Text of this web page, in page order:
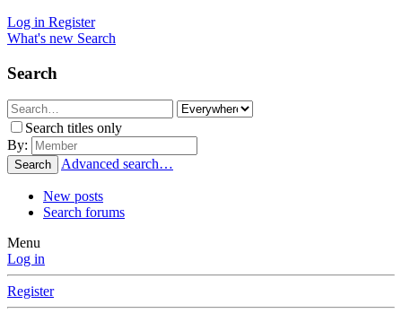
Log in Register
What's new Search
Search
Search titles only
By:
Search Advanced search…
New posts
Search forums
Menu
Log in
Register